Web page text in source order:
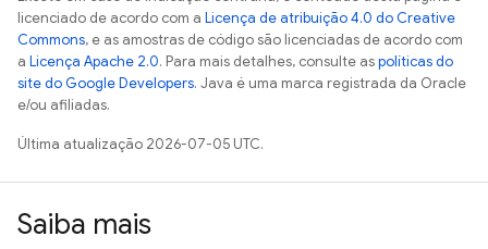
licenciado de acordo com a Licença de atribuição 4.0 do Creative
Commons, e as amostras de código são licenciadas de acordo com
a Licença Apache 2.0. Para mais detalhes, consulte aspolíticas do
site do Google Developers. Java é uma marca registrada da Oracle
e/ou afiliadas.
Última atualização 2026-07-05 UTC.
Saiba mais